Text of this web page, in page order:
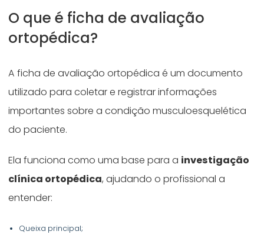
O que é ficha de avaliação
ortopédica?
A ficha de avaliação ortopédica é um documento
utilizado para coletar e registrar informações
importantes sobre a condição musculoesquelética
do paciente.
Ela funciona como uma base para a investigação
clínica ortopédica, ajudando o profissional a
entender:
Queixa principal;